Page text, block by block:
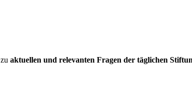
aktuellen und relevanten Fragen der täglichen